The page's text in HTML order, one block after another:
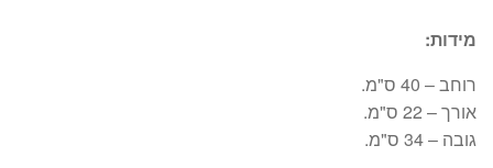
מידות:
רוחב – 40 ס"מ.
אורך – 22 ס"מ.
גובה – 34 ס"מ.